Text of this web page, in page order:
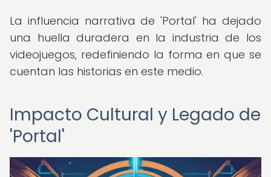
La influencia narrativa de 'Portal' ha dejado
una huella duradera en la industria de los
videojuegos, redefiniendo la forma en que se
cuentan las historias en este medio.
Impacto Cultural y Legado de
'Portal'